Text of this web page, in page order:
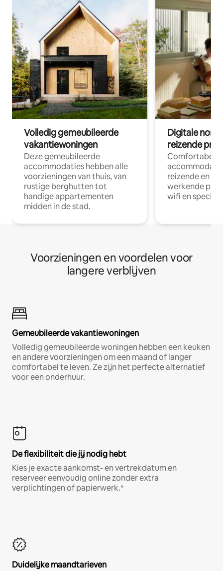
Volledig gemeubileerde
vakantiewoningen
Deze gemeubileerde
accommodaties hebben alle
voorzieningen van thuis, van
rustige berghutten tot
handige appartementen
midden in de stad.
Digitale
reizende
Comfortabele
reizende en
werkende
wifi en
Voorzieningen en voordelen voor
langere verblijven
Gemeubileerde vakantiewoningen
Volledig gemeubileerde woningen hebben een keuken
en andere voorzieningen om een maand of langer
comfortabel te leven. Ze zijn het perfecte alternatief
voor een onderhuur.
De flexibiliteit die jij nodig hebt
Kies je exacte aankomst- en vertrekdatum en
reserveer eenvoudig online zonder extra
verplichtingen of papierwerk.*
Duidelijke maandtarieven